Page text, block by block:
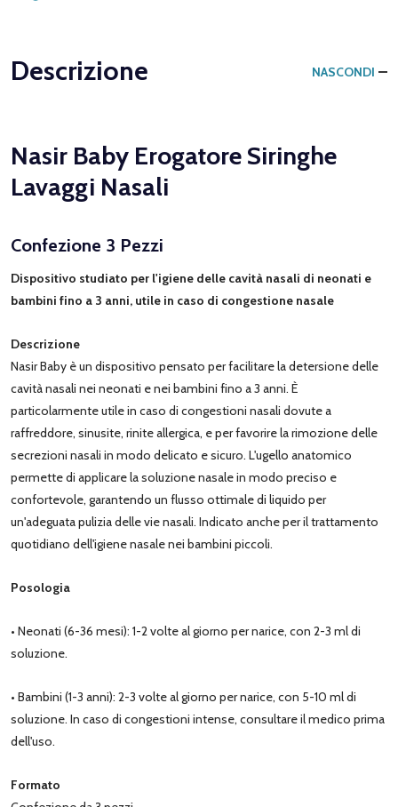
Descrizione NASCONDI
Nasir Baby Erogatore Siringhe
Lavaggi Nasali
Confezione 3 Pezzi
Dispositivo studiato per l'igiene delle cavità nasali di neonati e
bambini fino a 3 anni, utile in caso di congestione nasale
Descrizione
Nasir Baby è un dispositivo pensato per facilitare la detersione delle
cavità nasali nei neonati e nei bambini fino a 3 anni. È
particolarmente utile in caso di congestioni nasali dovute a
raffreddore, sinusite, rinite allergica, e per favorire la rimozione delle
secrezioni nasali in modo delicato e sicuro. L'ugello anatomico
permette di applicare la soluzione nasale in modo preciso e
confortevole, garantendo un flusso ottimale di liquido per
un'adeguata pulizia delle vie nasali. Indicato anche per il trattamento
quotidiano dell'igiene nasale nei bambini piccoli.
Posologia
• Neonati (6-36 mesi): 1-2 volte al giorno per narice, con 2-3 ml di
soluzione.
• Bambini (1-3 anni): 2-3 volte al giorno per narice, con 5-10 ml di
soluzione. In caso di congestioni intense, consultare il medico prima
dell'uso.
Formato